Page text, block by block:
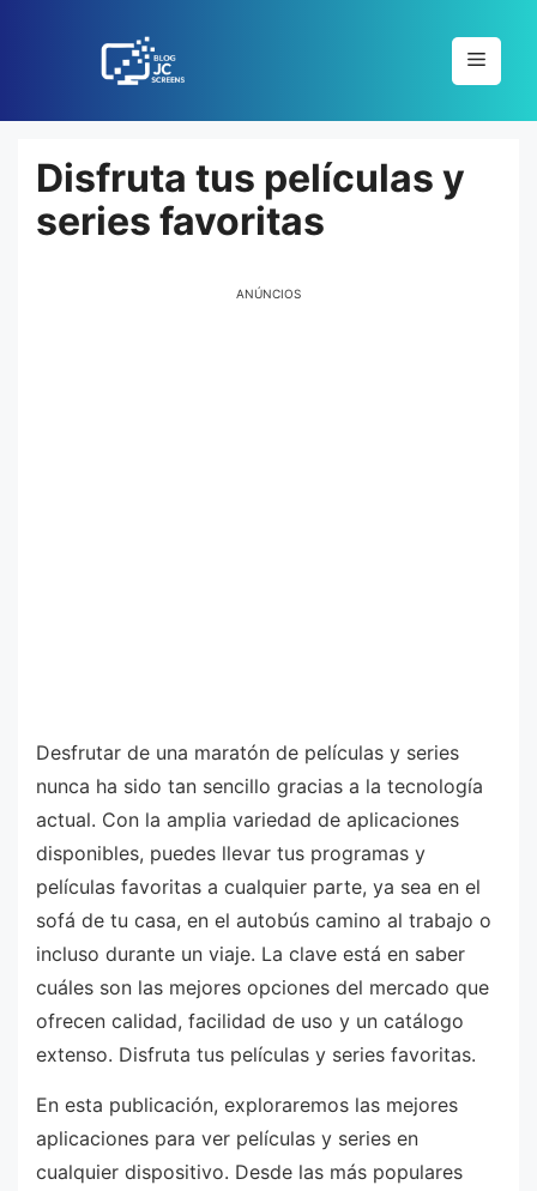
Menu
Disfruta tus películas y
series favoritas
ANÚNCIOS
Desfrutar de una maratón de películas y series
nunca ha sido tan sencillo gracias a la tecnología
actual. Con la amplia variedad de aplicaciones
disponibles, puedes llevar tus programas y
películas favoritas a cualquier parte, ya sea en el
sofá de tu casa, en el autobús camino al trabajo o
incluso durante un viaje. La clave está en saber
cuáles son las mejores opciones del mercado que
ofrecen calidad, facilidad de uso y un catálogo
extenso. Disfruta tus películas y series favoritas.
En esta publicación, exploraremos las mejores
aplicaciones para ver películas y series en
cualquier dispositivo. Desde las más populares